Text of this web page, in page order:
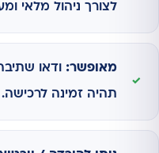
לצורך ניהול מלאי
מאופשר: ודאו
תהיה זמינה לרכישה.